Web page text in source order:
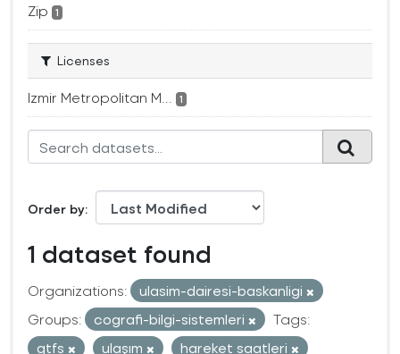
Zip 1
Licenses
Izmir Metropolitan M... 1
Order by
1 dataset found
Organizations:
ulasim-dairesi-baskanligi
Groups:
cografi-bilgi-sistemleri
Tags:
gtfs
ulaşım
hareket saatleri